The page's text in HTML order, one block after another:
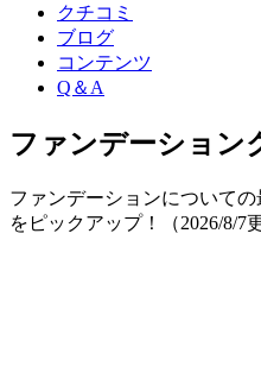
クチコミ
ブログ
コンテンツ
Q＆A
ファンデーション
ファンデーションについて
をピックアップ！（2026/8/7